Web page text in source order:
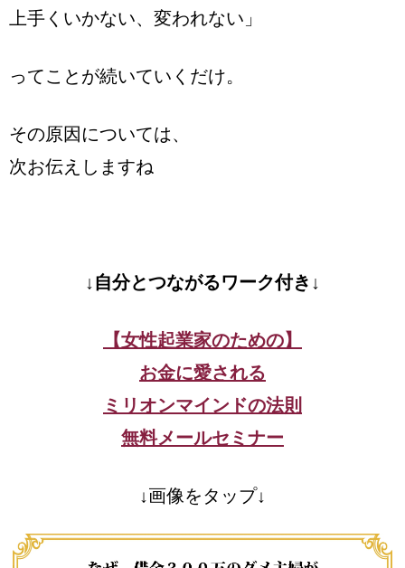
上手くいかない、変われない」
ってことが続いていくだけ。
その原因については、
次お伝えしますね
↓自分とつながるワーク付き↓
【女性起業家のための】
お金に愛される
ミリオンマインドの法則
無料メールセミナー
↓画像をタップ↓